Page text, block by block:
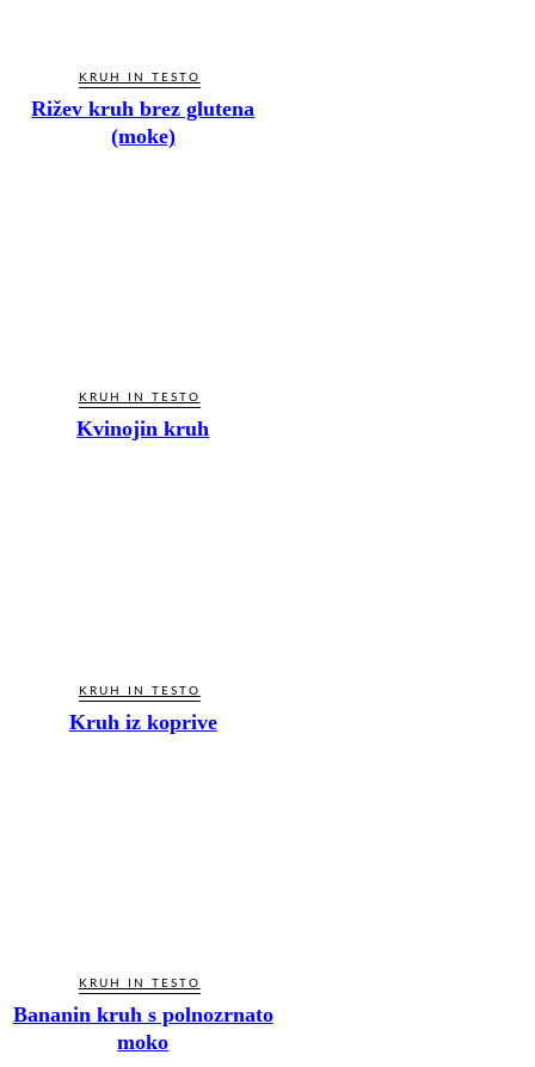
KRUH IN TESTO
Rižev kruh brez glutena
(moke)
KRUH IN TESTO
Kvinojin kruh
KRUH IN TESTO
Kruh iz koprive
KRUH IN TESTO
Bananin kruh s polnozrnato
moko